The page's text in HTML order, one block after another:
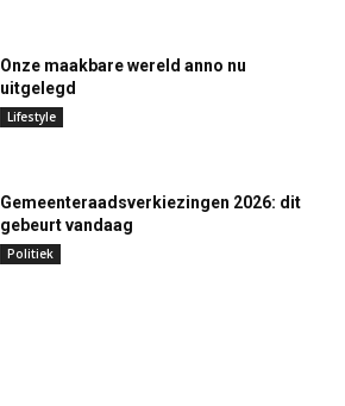
Onze maakbare wereld anno nu
uitgelegd
Lifestyle
Gemeenteraadsverkiezingen 2026: dit
gebeurt vandaag
Politiek